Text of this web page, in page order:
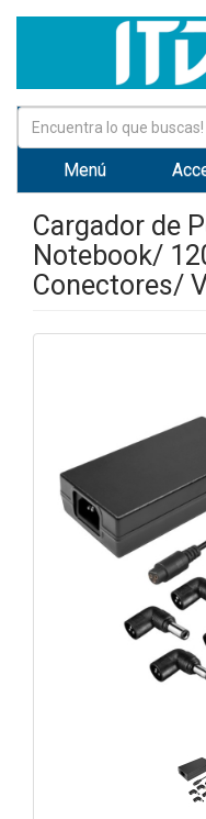
Menú
Cargador de
Notebook/
Conectores/